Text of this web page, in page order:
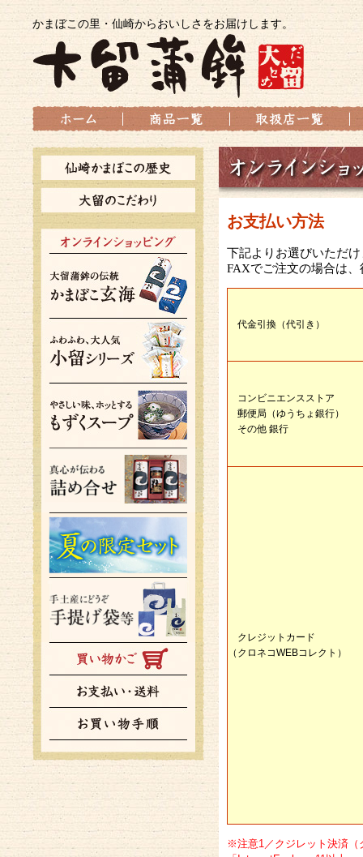
かまぼこの里・仙崎からおいしさをお届けします。
お支払い方法
下記よりお選びいただ
FAXでご注文の場合は
代金引換（代引き）
コンビニエンスストア
郵便局（ゆうちょ銀行）
その他 銀行
クレジットカード
（クロネコWEBコレクト）
※注意1／クジレット決済（